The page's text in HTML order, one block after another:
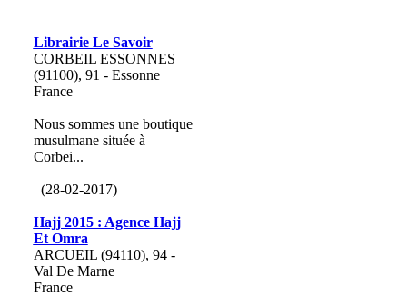
Librairie Le Savoir
CORBEIL ESSONNES
(91100), 91 - Essonne
France
Nous sommes une boutique
musulmane située à
Corbei...
(28-02-2017)
Hajj 2015 : Agence Hajj
Et Omra
ARCUEIL (94110), 94 -
Val De Marne
France